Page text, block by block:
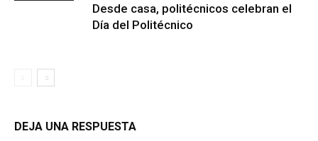
Desde casa, politécnicos celebran el
Día del Politécnico
DEJA UNA RESPUESTA